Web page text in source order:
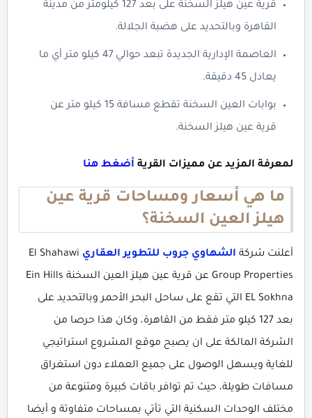
قرية عين هيلز السخنة على بعد 127 كيلومتر من مدينة
القاهرة وبالتحديد على هضبة الجلالة.
العاصمة الإدارية الجديدة تبعد حوالي 47 كيلو متر أي ما
يعادل 45 دقيقة.
بوابات العين السخنة تقطع مسافة 15 كيلو متر عن
قرية عين هيلز السخنة.
لمعرفة المزيد عن مميزات القرية أضغط هنا
ما هي أسعار ومساحات قرية عين
هيلز العين السخنة؟
أعلنت شركة الشهاوي جروب للتطوير العقاري El Shahawi
Group Properties عن قرية عين هيلز العين السخنة Ein Hills
EL Sokhna التي تقع على ساحل البحر الأحمر وبالتحديد على
بعد 127 كيلو متر فقط من القاهرة، وكان هذا حرصا من
الشركة المالكة على ان يصبح موقع المشروع استراتيجي
للغاية ويسهل الوصول على جميع العملاء دون استغراق
مسافات طويلة، حيث تم توافر باقات كبيرة ومتنوعة من
مختلف الوحدات السكنية التي تأتي بمساحات متفاوتة و أيضا